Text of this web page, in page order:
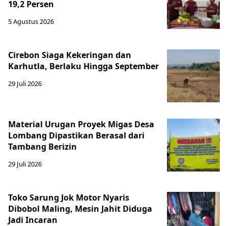
19,2 Persen
5 Agustus 2026
Cirebon Siaga Kekeringan dan
Karhutla, Berlaku Hingga September
29 Juli 2026
Material Urugan Proyek Migas Desa
Lombang Dipastikan Berasal dari
Tambang Berizin
29 Juli 2026
Toko Sarung Jok Motor Nyaris
Dibobol Maling, Mesin Jahit Diduga
Jadi Incaran